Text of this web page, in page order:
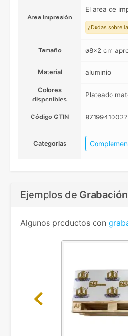
Area impresión
El area de
¿Dudas sobre
Tamaño ø8x2 cm
Material aluminio
Colores
disponibles
Plateado
Código GTIN
Categorias
Ejemplos de
Algunos productos con
Previous